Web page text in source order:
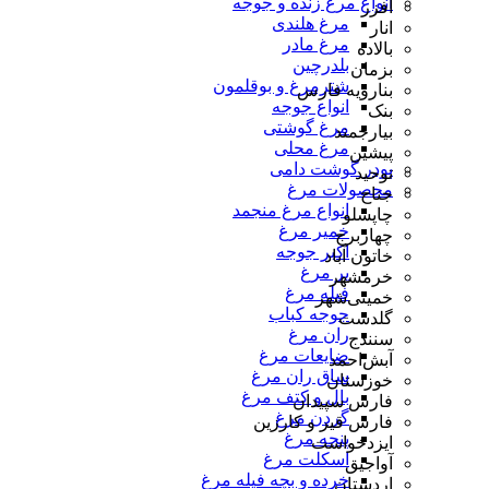
مرغ هلندی
مرغ مادر
بلدرچین
شترمرغ و بوقلمون
انواع جوجه
مرغ گوشتی
مرغ محلی
پودر گوشت دامی
محصولات مرغ
انواع مرغ منجمد
خمیر مرغ
اکبر جوجه
پر مرغ
فیله مرغ
جوجه کباب
ران مرغ
ضایعات مرغ
ساق ران مرغ
بال و کتف مرغ
گردن مرغ
پنجه مرغ
اسکلت مرغ
خرده و بچه فیله مرغ
افزر
انار
بالاده
بزمان
بنارویه فارس
بنک
بیارجمند
پیشین
توحید
جناح
چاپشلو
چهاربرج
خاتون آباد
خرمشهر
خمینی‌شهر
گلدشت
سنندج
آبش‌احمد
خوزستان
فارس سپیدان
فارس قیر و کارزین
ایزدخواست
آواجیق
اردستان